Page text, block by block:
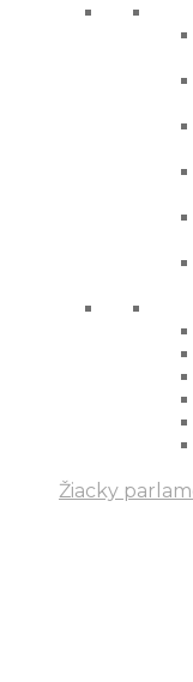
Žiacky